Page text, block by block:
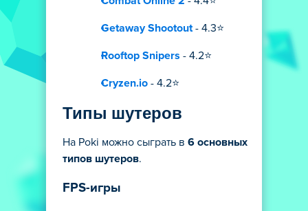
Getaway Shootout - 4.3⭐
Rooftop Snipers - 4.2⭐
Cryzen.io - 4.2⭐
Типы шутеров
На Poki можно сыграть в 6 основных
типов шутеров.
FPS-игры